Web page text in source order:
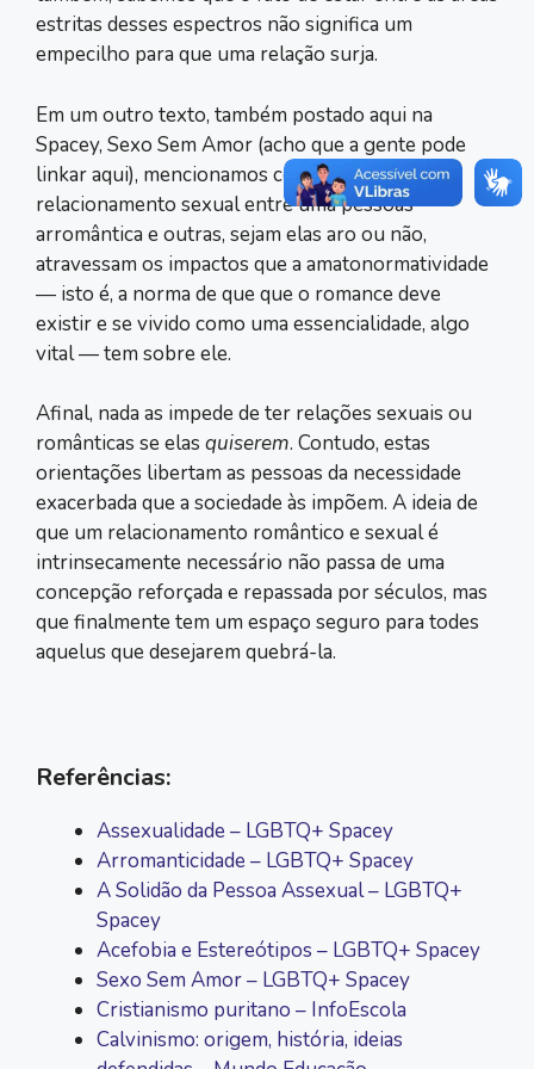
estritas desses espectros não significa um
empecilho para que uma relação surja.
Em um outro texto, também postado aqui na
Spacey, Sexo Sem Amor (acho que a gente pode
linkar aqui), mencionamos como um
relacionamento sexual entre uma pessoas
arromântica e outras, sejam elas aro ou não,
atravessam os impactos que a amatonormatividade
― isto é, a norma de que que o romance deve
existir e se vivido como uma essencialidade, algo
vital ― tem sobre ele.
Afinal, nada as impede de ter relações sexuais ou
românticas se elas quiserem. Contudo, estas
orientações libertam as pessoas da necessidade
exacerbada que a sociedade às impõem. A ideia de
que um relacionamento romântico e sexual é
intrinsecamente necessário não passa de uma
concepção reforçada e repassada por séculos, mas
que finalmente tem um espaço seguro para todes
aquelus que desejarem quebrá-la.
Referências:
Assexualidade – LGBTQ+ Spacey
Arromanticidade – LGBTQ+ Spacey
A Solidão da Pessoa Assexual – LGBTQ+
Spacey
Acefobia e Estereótipos – LGBTQ+ Spacey
Sexo Sem Amor – LGBTQ+ Spacey
Cristianismo puritano – InfoEscola
Calvinismo: origem, história, ideias